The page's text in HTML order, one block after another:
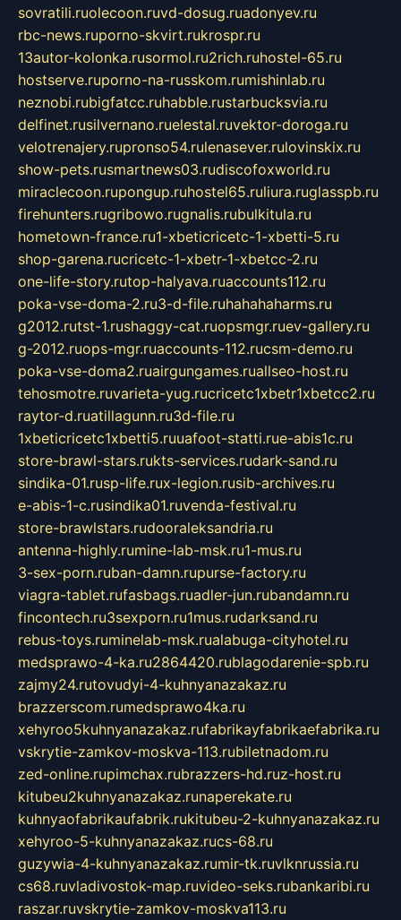
sovratili.ruolecoon.ruvd-dosug.ruadonyev.ru
rbc-news.ruporno-skvirt.rukrospr.ru
13autor-kolonka.rusormol.ru2rich.ruhostel-65.ru
hostserve.ruporno-na-russkom.rumishinlab.ru
neznobi.rubigfatcc.ruhabble.rustarbucksvia.ru
delfinet.rusilvernano.ruelestal.ruvektor-doroga.ru
velotrenajery.rupronso54.rulenasever.rulovinskix.ru
show-pets.rusmartnews03.rudiscofoxworld.ru
miraclecoon.rupongup.ruhostel65.ruliura.ruglasspb.ru
firehunters.rugribowo.rugnalis.rubulkitula.ru
hometown-france.ru1-xbeticricetc-1-xbetti-5.ru
shop-garena.rucricetc-1-xbetr-1-xbetcc-2.ru
one-life-story.rutop-halyava.ruaccounts112.ru
poka-vse-doma-2.ru3-d-file.ruhahahaharms.ru
g2012.rutst-1.rushaggy-cat.ruopsmgr.ruev-gallery.ru
g-2012.ruops-mgr.ruaccounts-112.rucsm-demo.ru
poka-vse-doma2.ruairgungames.ruallseo-host.ru
tehosmotre.ruvarieta-yug.rucricetc1xbetr1xbetcc2.ru
raytor-d.ruatillagunn.ru3d-file.ru
1xbeticricetc1xbetti5.ruuafoot-statti.rue-abis1c.ru
store-brawl-stars.rukts-services.rudark-sand.ru
sindika-01.rusp-life.rux-legion.rusib-archives.ru
e-abis-1-c.rusindika01.ruvenda-festival.ru
store-brawlstars.rudooraleksandria.ru
antenna-highly.rumine-lab-msk.ru1-mus.ru
3-sex-porn.ruban-damn.rupurse-factory.ru
viagra-tablet.rufasbags.ruadler-jun.rubandamn.ru
fincontech.ru3sexporn.ru1mus.rudarksand.ru
rebus-toys.ruminelab-msk.rualabuga-cityhotel.ru
medsprawo-4-ka.ru2864420.rublagodarenie-spb.ru
zajmy24.rutovudyi-4-kuhnyanazakaz.ru
brazzerscom.rumedsprawo4ka.ru
xehyroo5kuhnyanazakaz.rufabrikayfabrikaefabrika.ru
vskrytie-zamkov-moskva-113.rubiletnadom.ru
zed-online.rupimchax.rubrazzers-hd.ruz-host.ru
kitubeu2kuhnyanazakaz.runaperekate.ru
kuhnyaofabrikaufabrik.rukitubeu-2-kuhnyanazakaz.ru
xehyroo-5-kuhnyanazakaz.rucs-68.ru
guzywia-4-kuhnyanazakaz.rumir-tk.ruvlknrussia.ru
cs68.ruvladivostok-map.ruvideo-seks.rubankaribi.ru
raszar.ruvskrytie-zamkov-moskva113.ru